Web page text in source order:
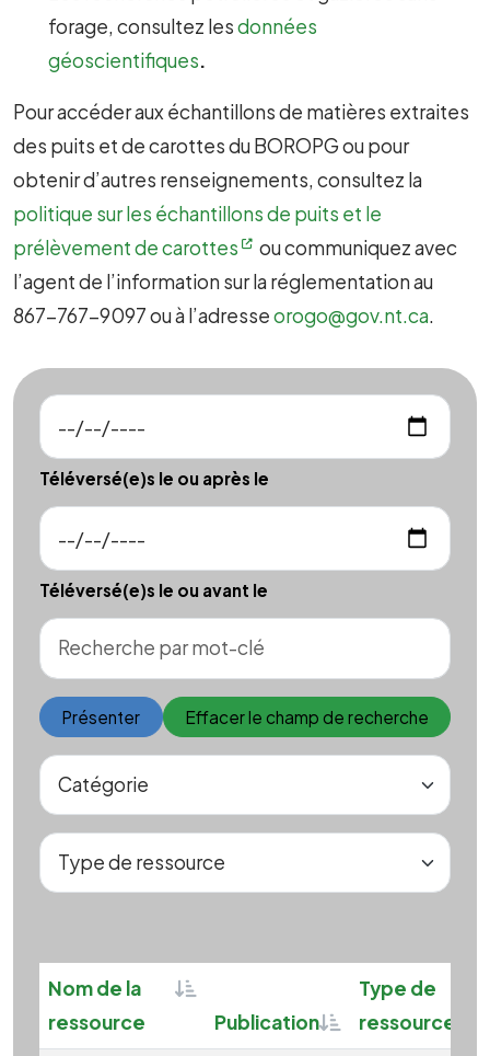
forage, consultez lesdonnées
géoscientifiques.
Pour accéder aux échantillons de matières extraites
des puits et de carottes du BOROPG ou pour
obtenir d’autres renseignements, consultez la
politique sur les échantillons de puits et le
prélèvement de carottes
ou communiquez avec
l’agent de l’information sur la réglementation au
867-767-9097 ou à l’adresseorogo@gov.nt.ca.
Téléversé(e)s le ou après le
Téléversé(e)s le ou avant le
Présenter Effacer le champ de recherche
Nom de la
ressource
Sortable
PublicationSortable
Type de
ressource